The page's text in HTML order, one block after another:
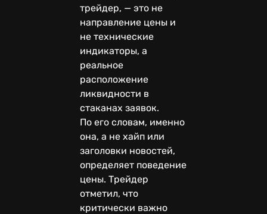
трейдер, — это не
направление цены и
не технические
индикаторы, а
реальное
расположение
ликвидности в
стаканах заявок.
По его словам, именно
она, а не хайп или
заголовки новостей,
определяет поведение
цены. Трейдер
отметил, что
критически важно